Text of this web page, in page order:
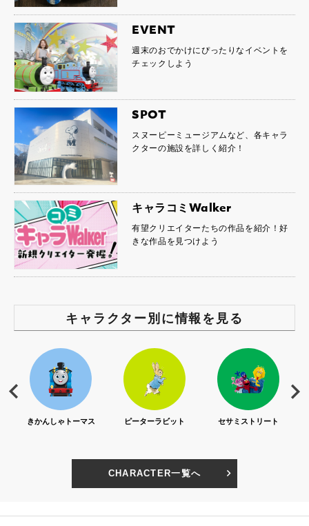
EVENT
週末のおでかけにぴったりなイベントを
チェックしよう
SPOT
スヌーピーミュージアムなど、各キャラ
クターの施設を詳しく紹介！
キャラコミWalker
有望クリエイターたちの作品を紹介！好
きな作品を見つけよう
キャラクター別に情報を見る
きかんしゃトーマス ピーターラビット セサミストリート
CHARACTER一覧へ